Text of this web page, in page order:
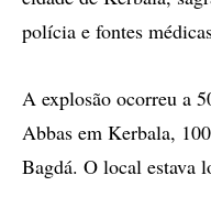
polícia e fontes
A explosão ocorreu a
Abbas em Kerbala,
Bagdá. O local estava